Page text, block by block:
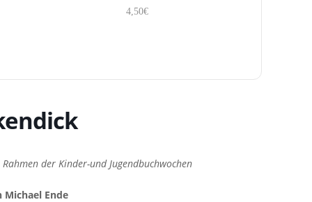
4,50€
der Kinder-und Jugendbuchwochen
Michael Ende